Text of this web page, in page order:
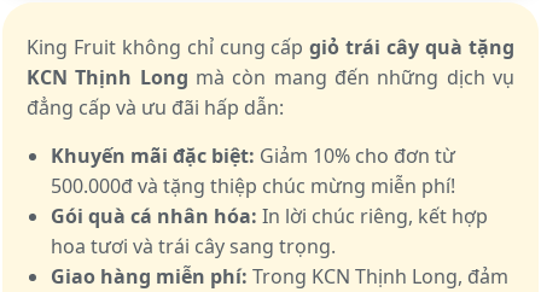
King Fruit không chỉ cung cấpgiỏ trái cây quà tặng
KCN Thịnh Long mà còn mang đến những dịch vụ
đẳng cấp và ưu đãi hấp dẫn:
Khuyến mãi đặc biệt: Giảm 10% cho đơn từ
500.000đ và tặng thiệp chúc mừng miễn phí!
Gói quà cá nhân hóa: In lời chúc riêng, kết hợp
hoa tươi và trái cây sang trọng.
Giao hàng miễn phí: Trong KCN Thịnh Long, đảm